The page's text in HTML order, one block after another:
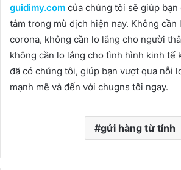
guidimy.com của chúng tôi sẽ giúp bạn
tâm trong mù dịch hiện nay. Không cần
corona, không cần lo lắng cho người
không cần lo lắng cho tình hình kinh tế
đã có chúng tôi, giúp bạn vượt qua nỗi
mạnh mẽ và đến với chugns tôi ngay.
gửi hàng từ tỉnh